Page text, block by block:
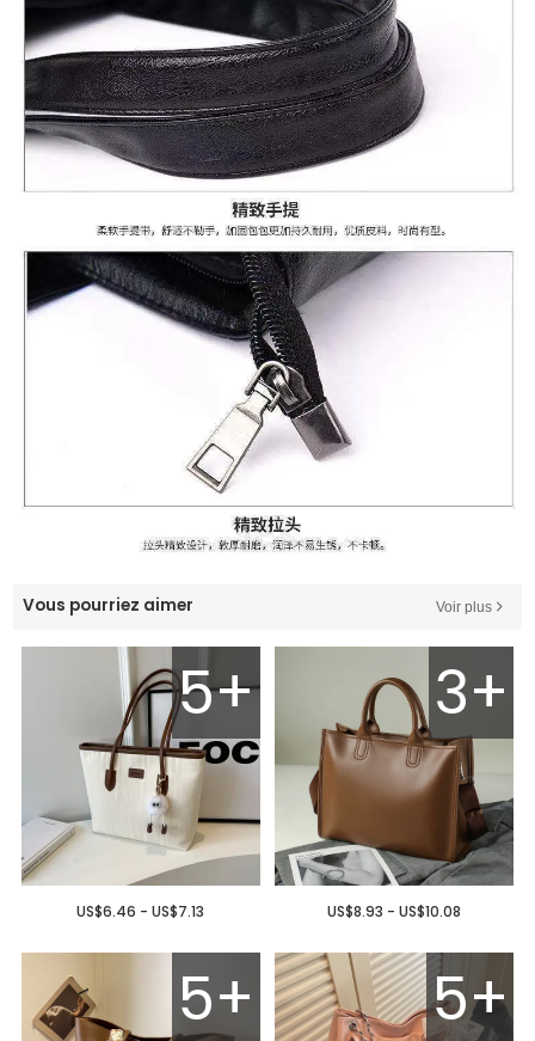
Vous pourriez aimer Voir plus
5+
US$6.46 - US$7.13
3+
US$8.93 - US$10.08
5+ 5+